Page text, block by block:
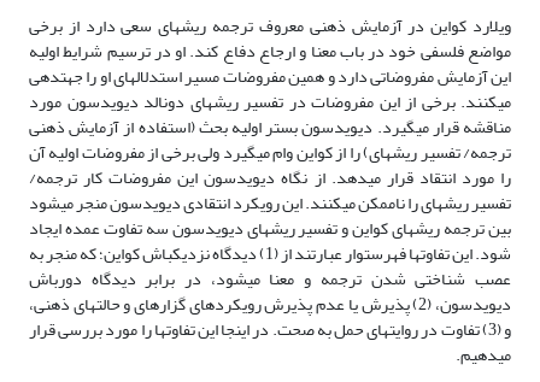
ویلارد کواین در آزمایش ذهنی معروف ترجمه ریشه­ای سعی دارد از برخی
مواضع فلسفی خود در باب معنا و ارجاع دفاع کند. او در ترسیم شرایط اولیه
این آزمایش مفروضاتی دارد و همین مفروضات مسیر استدلال­های او را جهت­دهی
می­کنند. برخی از این مفروضات در تفسیر ریشه­ای دونالد دیویدسون مورد
مناقشه قرار می­گیرد. دیویدسون بستر اولیه بحث (استفاده از آزمایش ذهنی
ترجمه/ تفسیر ریشه­ای) را از کواین وام می­گیرد ولی برخی از مفروضات اولیه آن
را مورد انتقاد قرار می­دهد. از نگاه دیویدسون این مفروضات کار ترجمه/
تفسیر ریشه­ای را ناممکن می­کنند. این رویکرد انتقادی دیویدسون منجر می­شود
بین ترجمه ریشه­ای کواین و تفسیر ریشه­ای دیویدسون سه تفاوت عمده ایجاد
شود. این تفاوت­ها فهرست­وار عبارتند از (1) دیدگاه نزدیک­باش کواین؛ که منجر به
عصب شناختی شدن ترجمه و معنا می­شود، در برابر دیدگاه دورباش
دیویدسون، (2) پذیرش یا عدم پذیرش رویکردهای گزاره­ای و حالت­های ذهنی،
و (3) تفاوت در روایت­های حمل به صحت. در اینجا این تفاوت­ها را مورد بررسی قرار
می­دهیم.